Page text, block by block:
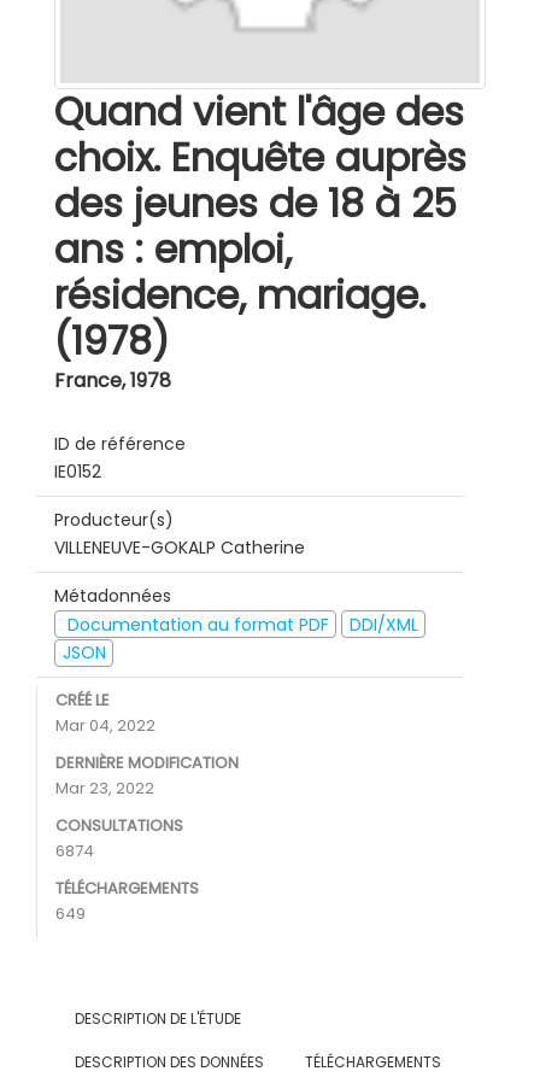
Quand vient l'âge des
choix. Enquête auprès
des jeunes de 18 à 25
ans : emploi,
résidence, mariage.
(1978)
France,1978
ID de référence
IE0152
Producteur(s)
VILLENEUVE-GOKALP Catherine
Métadonnées
Documentation au format PDF
DDI/XML
JSON
CRÉÉ LE
Mar 04, 2022
DERNIÈRE MODIFICATION
Mar 23, 2022
CONSULTATIONS
6874
TÉLÉCHARGEMENTS
649
DESCRIPTION DE L'ÉTUDE
DESCRIPTION DES DONNÉES TÉLÉCHARGEMENTS